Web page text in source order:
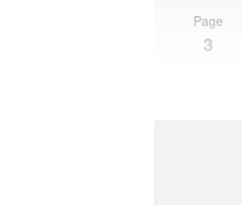
Page
3